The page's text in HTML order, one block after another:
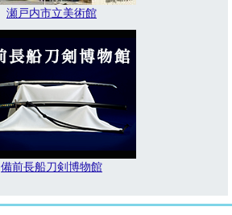
瀬戸内市立美術館
備前長船刀剣博物館